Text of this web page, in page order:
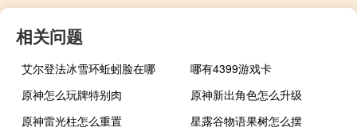
相关问题
艾尔登法冰雪环蚯蚓脸在哪
哪有4399游戏卡
原神怎么玩牌特别肉
原神新出角色怎么升级
原神雷光柱怎么重置
星露谷物语果树怎么摆